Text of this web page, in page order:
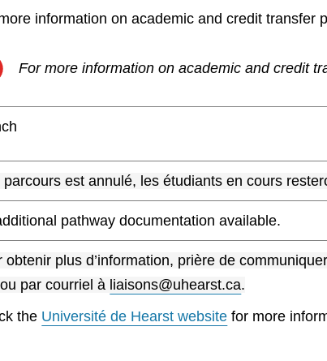
information on academic and credit transfer
For more information on academic and credit
parcours est annulé, les étudiants en cours
pathway documentation available.
obtenir plus d’information, prière de
par courriel à liaisons@uhearst.ca.
the Université de Hearst website for more